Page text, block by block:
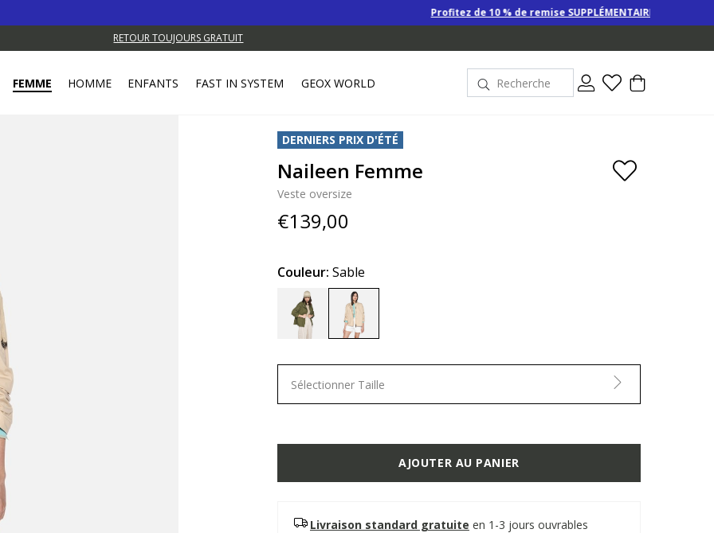
Profitez de 10 % de remise SUPPLÉMENTAIRE sur les Derniers prix d’été
RETOUR TOUJOURS GRATUIT
FEMME HOMME ENFANTS FAST IN SYSTEM GEOX WORLD
DERNIERS PRIX D'ÉTÉ
Naileen Femme
Veste oversize
€139,00
Couleur: Sable
Sélectionner Taille
AJOUTER AU PANIER
Livraison standard gratuite en 1-3 jours ouvrables